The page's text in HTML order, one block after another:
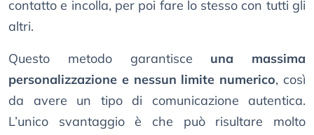
contatto e incolla, per poi fare lo stesso con tutti gli
altri.
Questo metodo garantisce una massima
personalizzazione e nessun limite numerico, così
da avere un tipo di comunicazione autentica.
L’unico svantaggio è che può risultare molto